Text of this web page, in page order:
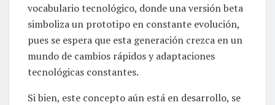
vocabulario tecnológico, donde una versión beta
simboliza un prototipo en constante evolución,
pues se espera que esta generación crezca en un
mundo de cambios rápidos y adaptaciones
tecnológicas constantes.
Si bien, este concepto aún está en desarrollo, se